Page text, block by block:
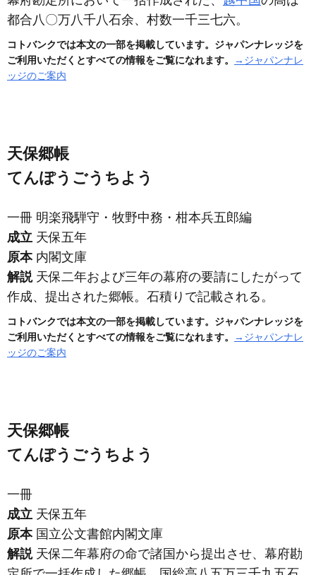
都合八〇万八千八石余、村数一千三七六。
コトバンクでは本文の一部を掲載しています。ジャパンナレッジを
ご利用いただくとすべての情報をご覧になれます。
→ジャパンナレ
ッジのご案内
天保郷帳
てんぽうごうちよう
一冊 明楽飛騨守・牧野中務・柑本兵五郎編
成立 天保五年
原本内閣文庫
解説天保二年および三年の幕府の要請にしたがって
作成、提出された郷帳。石積りで記載される。
コトバンクでは本文の一部を掲載しています。ジャパンナレッジを
ご利用いただくとすべての情報をご覧になれます。
→ジャパンナレ
ッジのご案内
天保郷帳
てんぽうごうちよう
一冊
成立 天保五年
原本国立公文書館内閣文庫
解説天保二年幕府の命で諸国から提出させ、幕府勘